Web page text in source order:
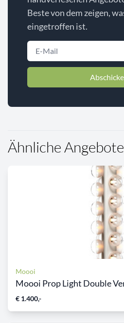
Beste von dem zeigen,
eingetroffen ist.
Ähnliche Angebote
Moooi
Moooi Prop Light Double
€ 1.400,-